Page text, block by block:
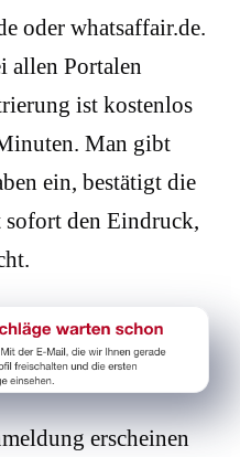
oder whatsaffair.de.
allen Portalen
ist kostenlos
Man gibt
ein, bestätigt die
den Eindruck,
erscheinen